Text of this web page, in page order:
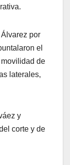
por
el
de
laterales,
y
corte y de